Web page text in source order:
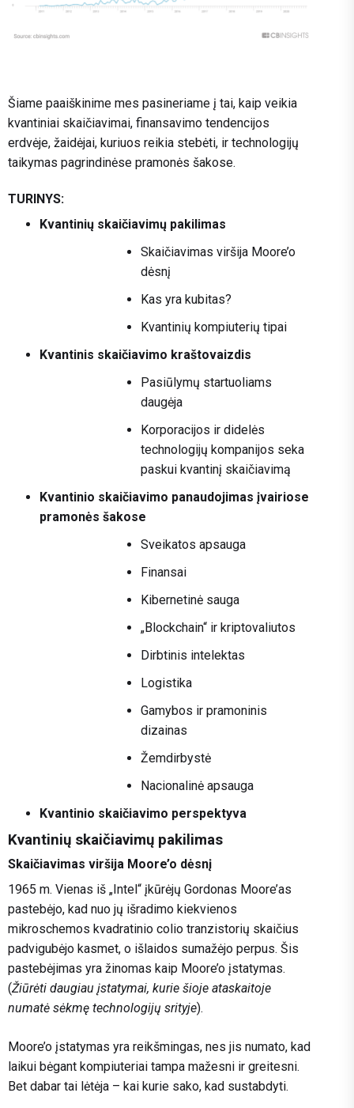
Šiame paaiškinime mes pasineriame į tai, kaip veikia
kvantiniai skaičiavimai, finansavimo tendencijos
erdvėje, žaidėjai, kuriuos reikia stebėti, ir technologijų
taikymas pagrindinėse pramonės šakose.
TURINYS:
Kvantinių skaičiavimų pakilimas
Skaičiavimas viršija Moore’o
dėsnį
Kas yra kubitas?
Kvantinių kompiuterių tipai
Kvantinis skaičiavimo kraštovaizdis
Pasiūlymų startuoliams
daugėja
Korporacijos ir didelės
technologijų kompanijos seka
paskui kvantinį skaičiavimą
Kvantinio skaičiavimo panaudojimas įvairiose
pramonės šakose
Sveikatos apsauga
Finansai
Kibernetinė sauga
„Blockchain“ ir kriptovaliutos
Dirbtinis intelektas
Logistika
Gamybos ir pramoninis
dizainas
Žemdirbystė
Nacionalinė apsauga
Kvantinio skaičiavimo perspektyva
Kvantinių skaičiavimų pakilimas
Skaičiavimas viršija Moore’o dėsnį
1965 m. Vienas iš „Intel“ įkūrėjų Gordonas Moore’as
pastebėjo, kad nuo jų išradimo kiekvienos
mikroschemos kvadratinio colio tranzistorių skaičius
padvigubėjo kasmet, o išlaidos sumažėjo perpus. Šis
pastebėjimas yra žinomas kaip Moore’o įstatymas.
(Žiūrėti daugiau įstatymai, kurie šioje ataskaitoje
numatė sėkmę technologijų srityje).
Moore’o įstatymas yra reikšmingas, nes jis numato, kad
laikui bėgant kompiuteriai tampa mažesni ir greitesni.
Bet dabar tai lėtėja – kai kurie sako, kad sustabdyti.